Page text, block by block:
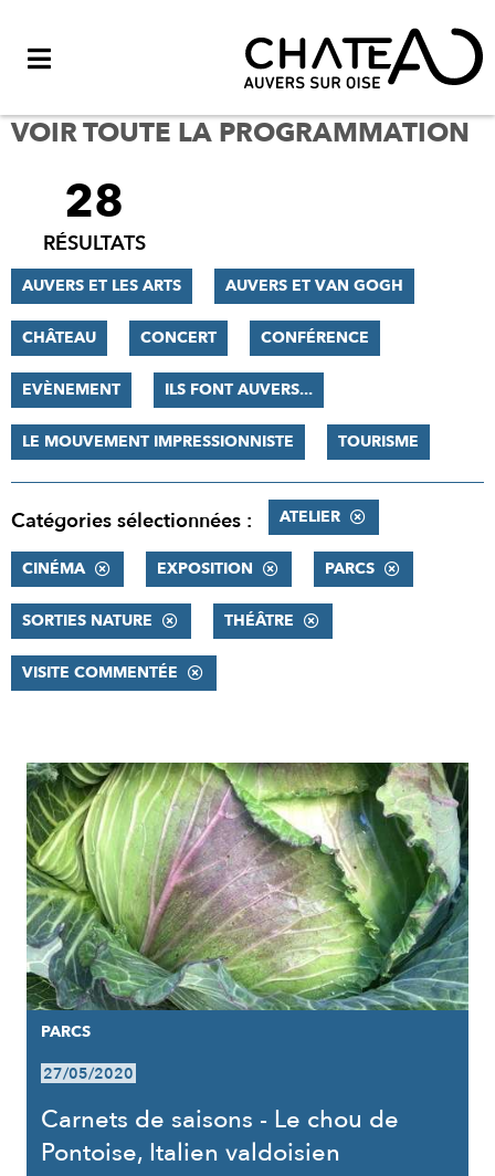
VOIR TOUTE LA PROGRAMMATION
FILTRER
RÉSULTATS
28
RÉSULTATS
AUVERS ET LES ARTS AUVERS ET VAN GOGH
CHÂTEAU CONCERT CONFÉRENCE
EVÈNEMENT ILS FONT AUVERS...
LE MOUVEMENT IMPRESSIONNISTE TOURISME
Catégories sélectionnées : ATELIER
CINÉMA EXPOSITION PARCS
SORTIES NATURE THÉÂTRE
VISITE COMMENTÉE
RÉSULTATS
PARCS
27/05/2020
Carnets de saisons - Le chou de
Pontoise, Italien valdoisien